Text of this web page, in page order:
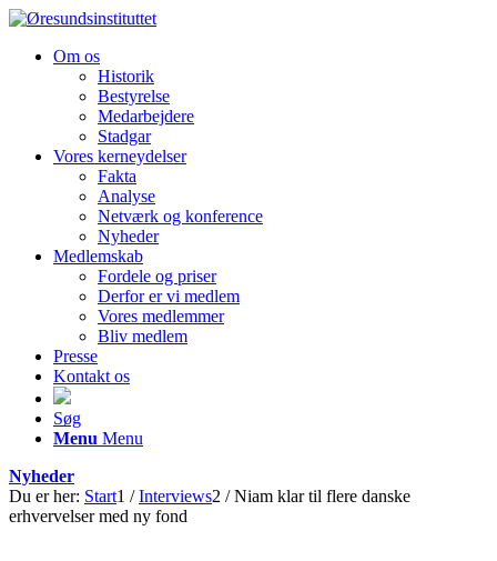
Om os
Historik
Bestyrelse
Medarbejdere
Stadgar
Vores kerneydelser
Fakta
Analyse
Netværk og konference
Nyheder
Medlemskab
Fordele og priser
Derfor er vi medlem
Vores medlemmer
Bliv medlem
Presse
Kontakt os
Søg
Menu Menu
Nyheder
Du er her: Start1 / Interviews2 / Niam klar til flere danske
erhvervelser med ny fond